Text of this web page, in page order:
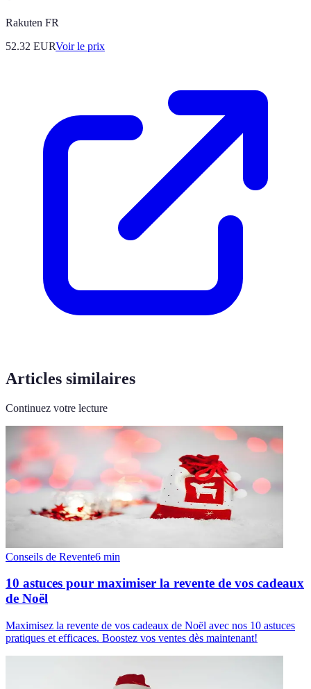
Rakuten FR
52.32 EURVoir le prix
Articles similaires
Continuez votre lecture
Conseils de Revente6 min
10 astuces pour maximiser la revente de vos cadeaux
de Noël
Maximisez la revente de vos cadeaux de Noël avec nos 10 astuces
pratiques et efficaces. Boostez vos ventes dès maintenant!